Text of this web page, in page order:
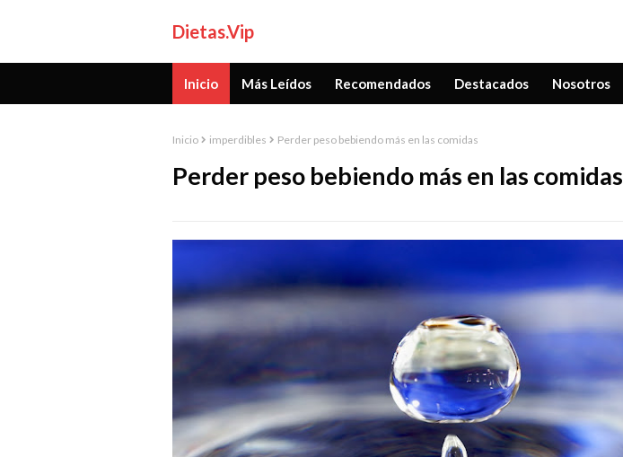
Dietas.Vip
Inicio Más Leídos Recomendados Destacados Nosotros
Inicio imperdibles Perder peso bebiendo más en las comidas
Perder peso bebiendo más en las comidas